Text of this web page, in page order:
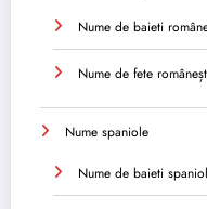
Nume de baieti
Nume de fete
Nume spaniole
Nume de baieti